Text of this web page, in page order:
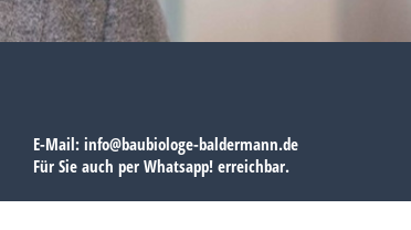
E-Mail: info@baubiologe-baldermann.de
Für Sie auch per Whatsapp! erreichbar.